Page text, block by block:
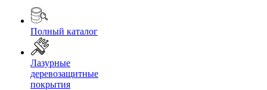
Полный каталог
Лазурные
деревозащитные
покрытия